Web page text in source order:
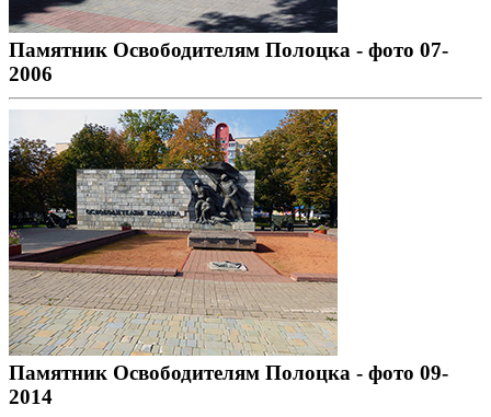
Памятник Освободителям Полоцка - фото 07-
2006
Памятник Освободителям Полоцка - фото 09-
2014